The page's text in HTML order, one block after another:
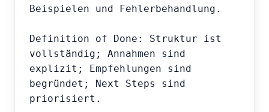
Beispielen und Fehlerbehandlung.
Definition of Done: Struktur ist
vollständig; Annahmen sind
explizit; Empfehlungen sind
begründet; Next Steps sind
priorisiert.